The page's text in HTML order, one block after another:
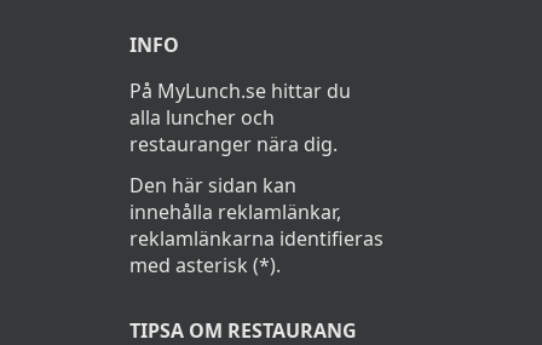
INFO
På MyLunch.se hittar du
alla luncher och
restauranger nära dig.
Den här sidan kan
innehålla reklamlänkar,
reklamlänkarna identifieras
med asterisk (*).
TIPSA OM RESTAURANG